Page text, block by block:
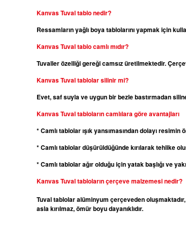
Kanvas Tuval tablo nedir?
Ressamların yağlı boya tablolarını yapmak için
KanvasTuval tablo camlı mıdır?
Tuvaller özelliği gereği camsız üretilmektedir.
KanvasTuval tablolar silinir mi?
Evet, saf suyla ve uygun bir bezle bastırmadan
KanvasTuval tabloların camlılara göre avantajları
* Camlı tablolar ışık yansımasından dolayı
* Camlı tablolar düşürüldüğünde kırılarak tehlike
* Camlı tablolar ağır olduğu için yatak başlığı ve
KanvasTuval tabloların çerçeve malzemesi nedir?
Tuval tablolar alüminyum çerçeveden
asla kırılmaz, ömür boyu dayanıklıdır.